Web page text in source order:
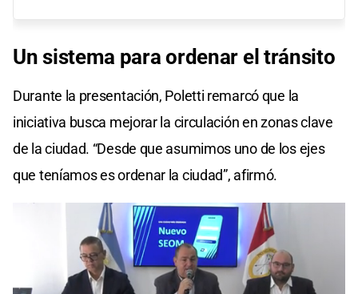
Un sistema para ordenar el tránsito
Durante la presentación, Poletti remarcó que la
iniciativa busca mejorar la circulación en zonas clave
de la ciudad. “Desde que asumimos uno de los ejes
que teníamos es ordenar la ciudad”, afirmó.